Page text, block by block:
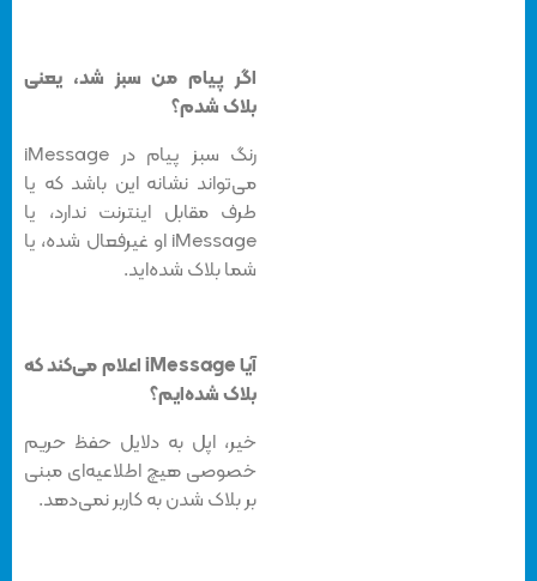
اگر پیام من سبز شد، یعنی
بلاک شدم؟
رنگ سبز پیام در iMessage
می‌تواند نشانه این باشد که یا
طرف مقابل اینترنت ندارد، یا
iMessage او غیرفعال شده، یا
شما بلاک شده‌اید.
آیا iMessage اعلام می‌کند که
بلاک شده‌ایم؟
خیر، اپل به دلایل حفظ حریم
خصوصی هیچ اطلاعیه‌ای مبنی
بر بلاک شدن به کاربر نمی‌دهد.